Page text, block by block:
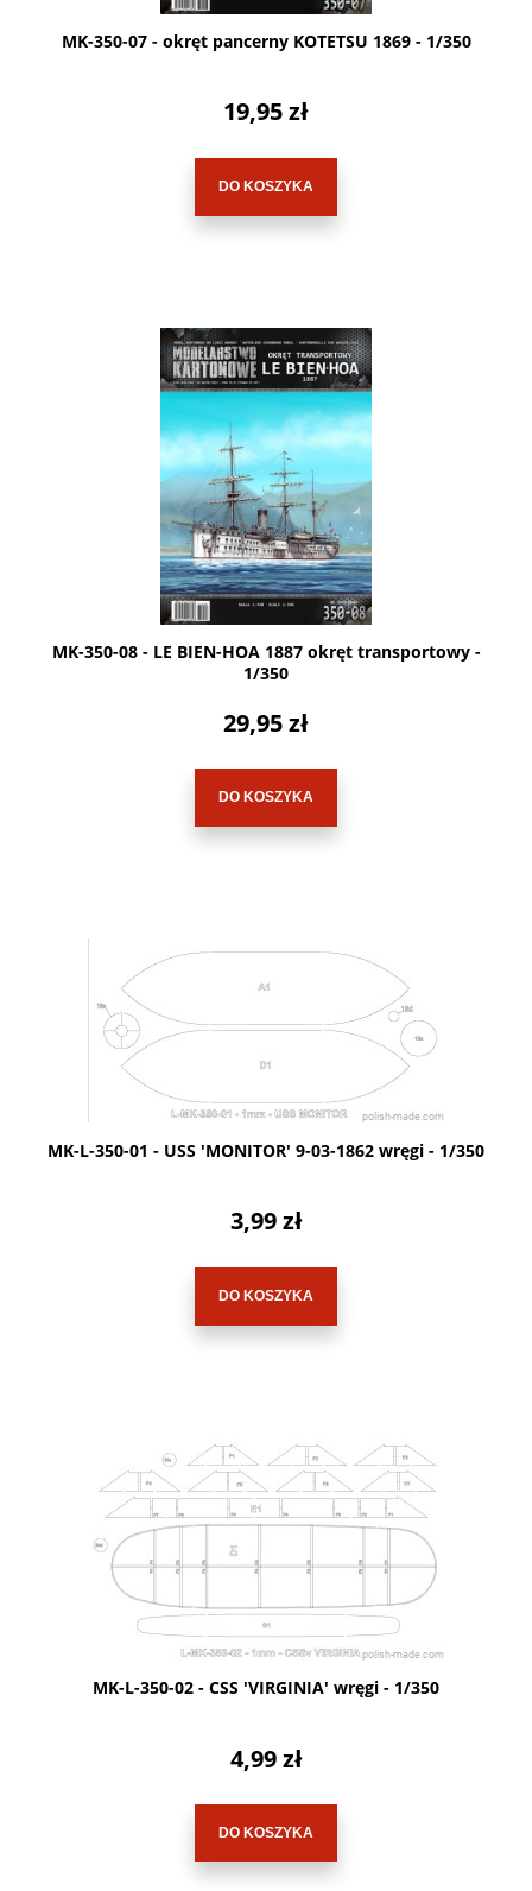
MK-350-07 - okręt pancerny KOTETSU 1869 - 1/350
19,95 zł
DO KOSZYKA
MK-350-08 - LE BIEN-HOA 1887 okręt transportowy -
1/350
29,95 zł
DO KOSZYKA
MK-L-350-01 - USS 'MONITOR' 9-03-1862 wręgi - 1/350
3,99 zł
DO KOSZYKA
MK-L-350-02 - CSS 'VIRGINIA' wręgi - 1/350
4,99 zł
DO KOSZYKA